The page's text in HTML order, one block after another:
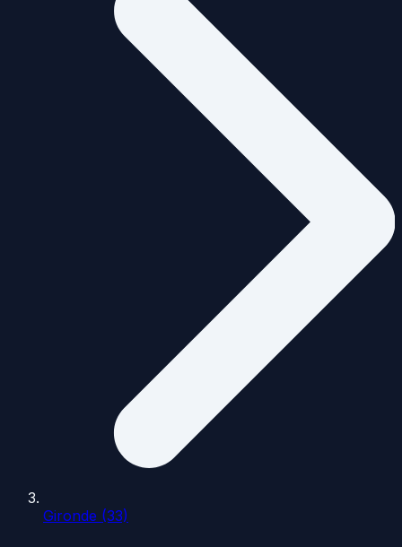
Gironde (33)